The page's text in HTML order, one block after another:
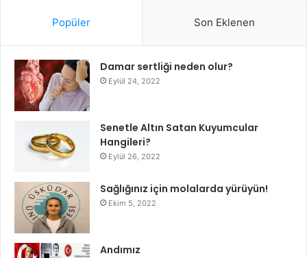
Popüler Son Eklenen
Damar sertliği neden olur?
Eylül 24, 2022
Senetle Altın Satan Kuyumcular
Hangileri?
Eylül 26, 2022
Sağlığınız için molalarda yürüyün!
Ekim 5, 2022
Andımız